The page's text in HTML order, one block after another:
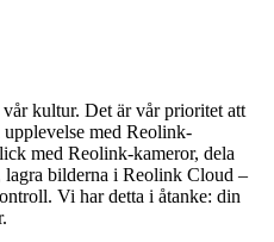
kultur. Det är vår prioritet att
med Reolink-
med Reolink-kameror, dela
bilderna i Reolink Cloud –
Vi har detta i åtanke: din